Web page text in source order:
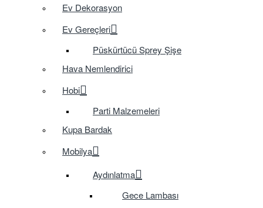
Ev Dekorasyon
Ev Gereçleri
Püskürtücü Sprey Şişe
Hava Nemlendirici
Hobi
Parti Malzemeleri
Kupa Bardak
Mobilya
Aydınlatma
Gece Lambası